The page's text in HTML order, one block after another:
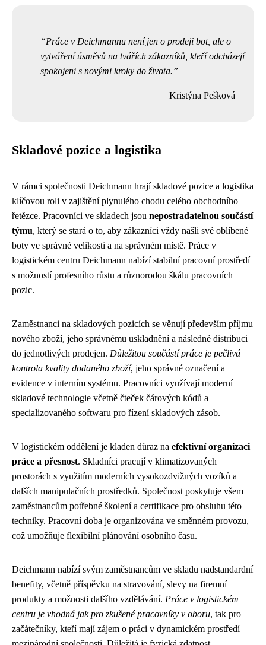
Práce v Deichmannu není jen o prodeji bot, ale o
vytváření úsměvů na tvářích zákazníků, kteří odcházejí
spokojeni s novými kroky do života.
Kristýna Pešková
Skladové pozice a logistika
V rámci společnosti Deichmann hrají skladové pozice a logistika
klíčovou roli v zajištění plynulého chodu celého obchodního
řetězce. Pracovníci ve skladech jsou nepostradatelnou součástí
týmu, který se stará o to, aby zákazníci vždy našli své oblíbené
boty ve správné velikosti a na správném místě. Práce v
logistickém centru Deichmann nabízí stabilní pracovní prostředí
s možností profesního růstu a různorodou škálu pracovních
pozic.
Zaměstnanci na skladových pozicích se věnují především příjmu
nového zboží, jeho správnému uskladnění a následné distribuci
do jednotlivých prodejen. Důležitou součástí práce je pečlivá
kontrola kvality dodaného zboží, jeho správné označení a
evidence v interním systému. Pracovníci využívají moderní
skladové technologie včetně čteček čárových kódů a
specializovaného softwaru pro řízení skladových zásob.
V logistickém oddělení je kladen důraz na efektivní organizaci
práce a přesnost. Skladníci pracují v klimatizovaných
prostorách s využitím moderních vysokozdvižných vozíků a
dalších manipulačních prostředků. Společnost poskytuje všem
zaměstnancům potřebné školení a certifikace pro obsluhu této
techniky. Pracovní doba je organizována ve směnném provozu,
což umožňuje flexibilní plánování osobního času.
Deichmann nabízí svým zaměstnancům ve skladu nadstandardní
benefity, včetně příspěvku na stravování, slevy na firemní
produkty a možnosti dalšího vzdělávání. Práce v logistickém
centru je vhodná jak pro zkušené pracovníky v oboru, tak pro
začátečníky, kteří mají zájem o práci v dynamickém prostředí